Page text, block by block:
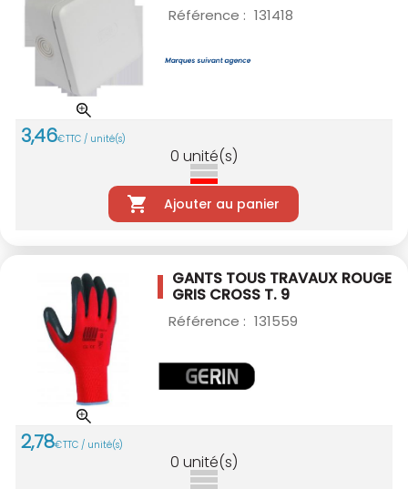
Référence : 131418
3,46€TTC / unité(s)
0 unité(s)
Ajouter au panier
GANTS TOUS TRAVAUX ROUGE
GRIS CROSS T. 9
Référence : 131559
2,78€TTC / unité(s)
0 unité(s)